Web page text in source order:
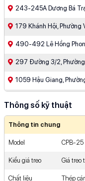
243-245A Dương Bá
179 Khánh Hội, Phường
490-492 Lê Hồng
297 Đường 3/2, Phường
1059 Hậu Giang,
383 Lê Trọng Tấn,
910 Âu Cơ, Phường Tân
Thông số kỹ thuật
Thông tin chung
Model CPB-25
Kiểu giá treo Giá treo
Chất liệu Thép